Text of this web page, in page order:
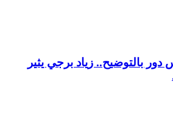
دور بالتوضيح.. زياد برجي يثير